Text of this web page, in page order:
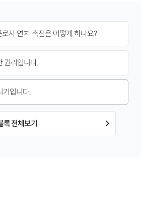
자 연차 촉진은 어떻게 하나요?
권리입니다.
기입니다.
전체보기